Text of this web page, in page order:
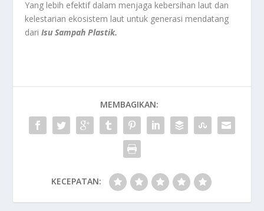
Yang lebih efektif dalam menjaga kebersihan laut dan
kelestarian ekosistem laut untuk generasi mendatang
dariIsu Sampah Plastik.
MEMBAGIKAN:
KECEPATAN: